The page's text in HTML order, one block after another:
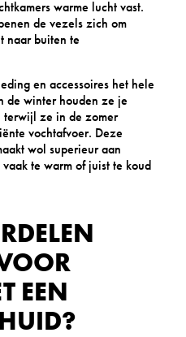
warme lucht vast.
de vezels zich om
naar buiten te
en accessoires het hele
de winter houden ze je
ze in de zomer
vochtafvoer. Deze
wol superieur aan
te warm of juist te koud
EEN